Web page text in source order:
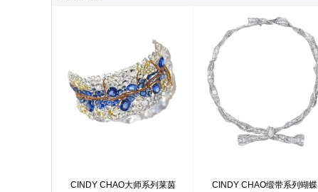
CINDY CHAO大师系列莱茵
CINDY CHAO缎带系列蝴蝶